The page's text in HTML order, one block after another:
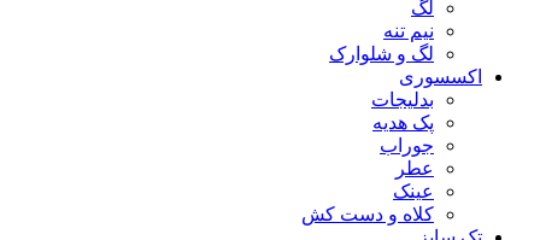
لگ
نیم تنه
لگ و شلوارک
اکسسوری
بدلیجات
پک هدیه
جوراب
عطر
عینک
کلاه و دست کش